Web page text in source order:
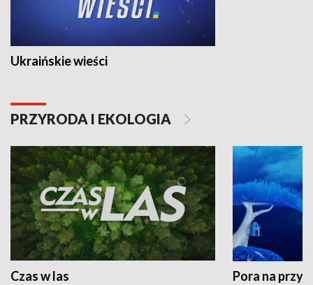
Ukraińskie wieści
PRZYRODA I EKOLOGIA
Czas w las Pora na